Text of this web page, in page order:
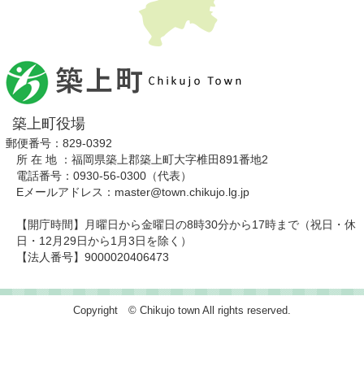
築上町役場
郵便番号：829-0392
所 在 地 ：福岡県築上郡築上町大字椎田891番地2
電話番号：0930-56-0300（代表）
Eメールアドレス：master@town.chikujo.lg.jp
【開庁時間】月曜日から金曜日の8時30分から17時まで（祝日・休
日・12月29日から1月3日を除く）
【法人番号】9000020406473
Copyright © Chikujo town All rights reserved.